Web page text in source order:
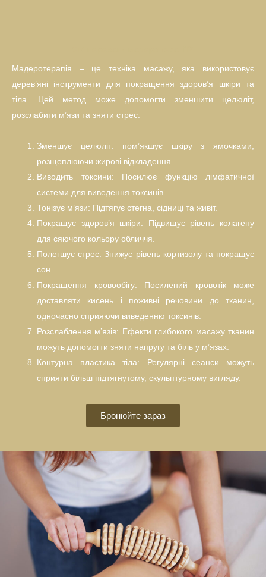
Мадеротерапія – це техніка масажу, яка використовує
дерев’яні інструменти для покращення здоров’я шкіри та
тіла. Цей метод може допомогти зменшити целюліт,
розслабити м’язи та зняти стрес.
Зменшує целюліт: пом’якшує шкіру з ямочками,
розщеплюючи жирові відкладення.
Виводить токсини: Посилює функцію лімфатичної
системи для виведення токсинів.
Тонізує м’язи: Підтягує стегна, сідниці та живіт.
Покращує здоров’я шкіри: Підвищує рівень колагену
для сяючого кольору обличчя.
Полегшує стрес: Знижує рівень кортизолу та покращує
сон
Покращення кровообігу: Посилений кровотік може
доставляти кисень і поживні речовини до тканин,
одночасно сприяючи виведенню токсинів.
Розслаблення м’язів: Ефекти глибокого масажу тканин
можуть допомогти зняти напругу та біль у м’язах.
Контурна пластика тіла: Регулярні сеанси можуть
сприяти більш підтягнутому, скульптурному вигляду.
Бронюйте зараз